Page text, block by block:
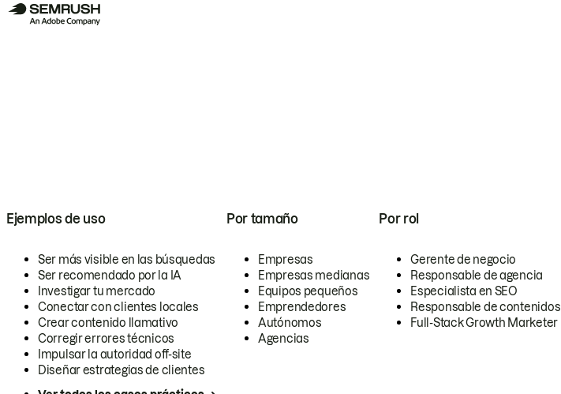
Ejemplos de uso
Ser más visible en las búsquedas
Ser recomendado por la IA
Investigar tu mercado
Conectar con clientes locales
Crear contenido llamativo
Corregir errores técnicos
Impulsar la autoridad off-site
Diseñar estrategias de clientes
Por tamaño
Empresas
Empresas medianas
Equipos pequeños
Emprendedores
Autónomos
Agencias
Por rol
Gerente de negocio
Responsable de agencia
Especialista en SEO
Responsable de contenidos
Full-Stack Growth Marketer